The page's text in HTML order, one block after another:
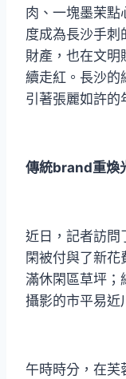
肉、一塊墨茉
度成為長沙手刺
財產，也在文明
續走紅。長沙的
引著張麗如許的
傳統brand重煥
近日，記者訪問
閑被付與了新
滿休閑區草坪；
攝影的市平易近
午時時分，在芙